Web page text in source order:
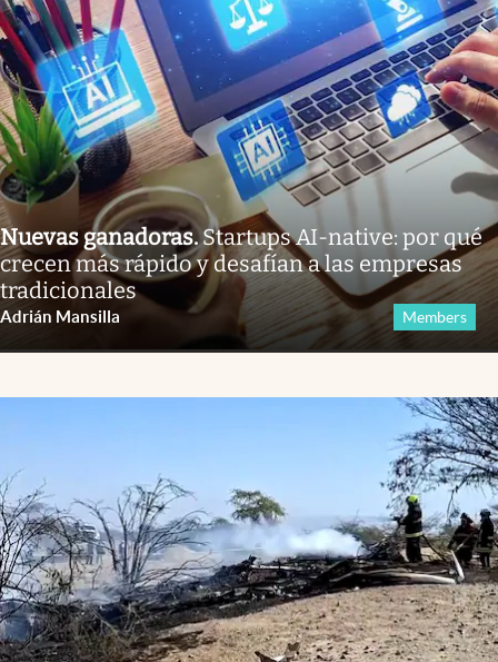
Nuevas ganadoras.Startups AI-native: por qué
crecen más rápido y desafían a las empresas
tradicionales
Adrián Mansilla Members